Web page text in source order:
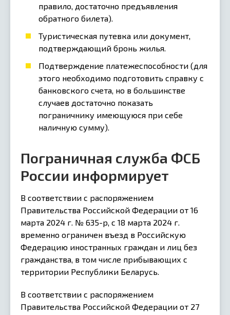
правило, достаточно предъявления
обратного билета).
Туристическая путевка или документ,
подтверждающий бронь жилья.
Подтверждение платежеспособности (для
этого необходимо подготовить справку с
банковского счета, но в большинстве
случаев достаточно показать
пограничнику имеющуюся при себе
наличную сумму).
Пограничная служба ФСБ
России информирует
В соответствии с распоряжением
Правительства Российской Федерации от 16
марта 2024 г. № 635-р, с 18 марта 2024 г.
временно ограничен въезд в Российскую
Федерацию иностранных граждан и лиц без
гражданства, в том числе прибывающих с
территории Республики Беларусь.
В соответствии с распоряжением
Правительства Российской Федерации от 27